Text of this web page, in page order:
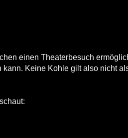
einen Theaterbesuch
Keine Kohle gilt also nicht